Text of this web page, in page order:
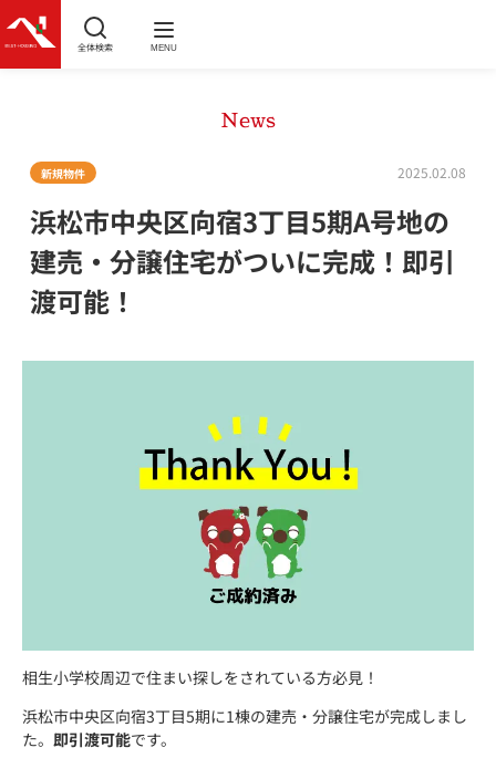
全体検索 MENU
News
新規物件 2025.02.08
浜松市中央区向宿3丁目5期A号地の
建売・分譲住宅がついに完成！即引
渡可能！
相生小学校周辺で住まい探しをされている方必見！
浜松市中央区向宿3丁目5期に1棟の建売・分譲住宅が完成しまし
た。 即引渡可能です。